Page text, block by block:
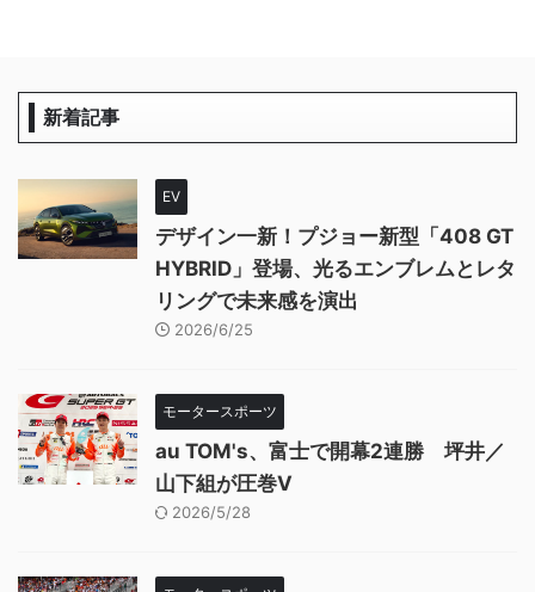
新着記事
EV
デザイン一新！プジョー新型「408 GT
HYBRID」登場、光るエンブレムとレタ
リングで未来感を演出
2026/6/25
モータースポーツ
au TOM's、富士で開幕2連勝 坪井／
山下組が圧巻V
2026/5/28